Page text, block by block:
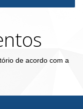
de acordo com a